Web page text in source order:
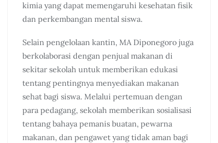
kimia yang dapat memengaruhi kesehatan fisik
dan perkembangan mental siswa.
Selain pengelolaan kantin, MA Diponegoro juga
berkolaborasi dengan penjual makanan di
sekitar sekolah untuk memberikan edukasi
tentang pentingnya menyediakan makanan
sehat bagi siswa. Melalui pertemuan dengan
para pedagang, sekolah memberikan sosialisasi
tentang bahaya pemanis buatan, pewarna
makanan, dan pengawet yang tidak aman bagi